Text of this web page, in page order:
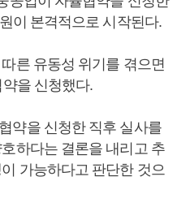
이 본격적으로 시작된다.
른 유동성 위기를 겪으면
을 신청했다.
약을 신청한 직후 실사를
하다는 결론을 내리고 추
가능하다고 판단한 것으